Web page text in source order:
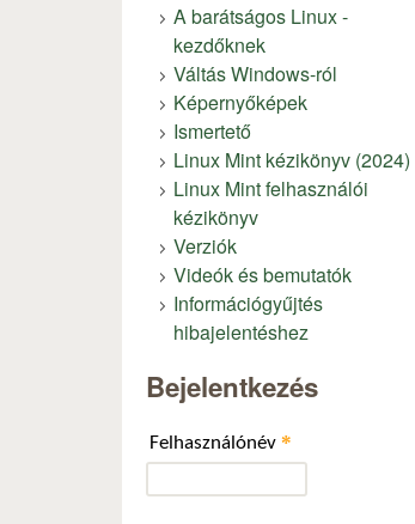
A barátságos Linux -
kezdőknek
Váltás Windows-ról
Képernyőképek
Ismertető
Linux Mint kézikönyv (2024)
Linux Mint felhasználói
kézikönyv
Verziók
Videók és bemutatók
Információgyűjtés
hibajelentéshez
Bejelentkezés
Felhasználónév *